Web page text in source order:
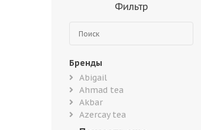
Фильтр
Бренды
Abigail
Ahmad tea
Akbar
Azercay tea